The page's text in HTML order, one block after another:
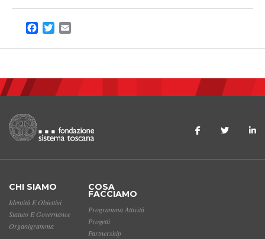
Facebook
Twitter
CHI SIAMO
Identità E Obiettivi
Statuto E Governance
Organigramma
COSA
FACCIAMO
Programma Attività
Progetti
Partnership